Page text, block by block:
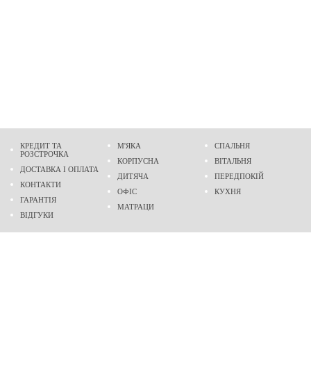
КРЕДИТ ТА
РОЗСТРОЧКА
ДОСТАВКА І ОПЛАТА
КОНТАКТИ
ГАРАНТІЯ
ВІДГУКИ
М'ЯКА
КОРПУСНА
ДИТЯЧА
ОФІС
МАТРАЦИ
СПАЛЬНЯ
ВІТАЛЬНЯ
ПЕРЕДПОКІЙ
КУХНЯ